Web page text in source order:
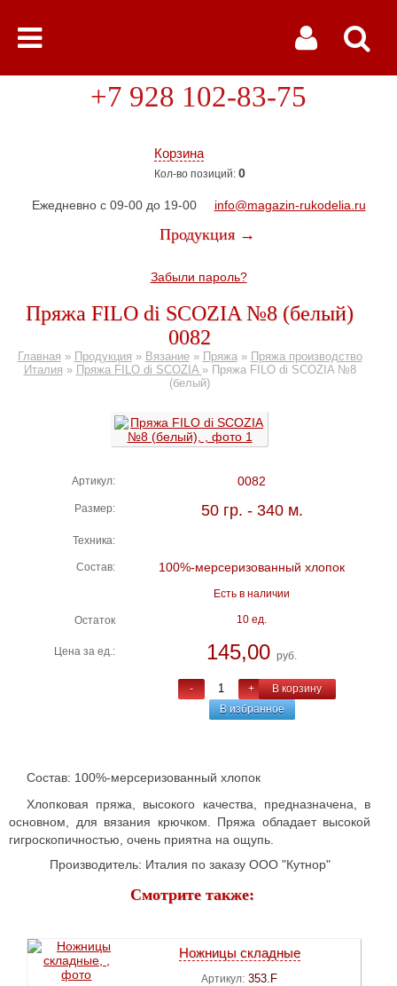
Корзина
Кол-во позиций: 0
+7 928 102-83-75
Ежедневно с 09-00 до 19-00 info@magazin-rukodelia.ru
Продукция →
Забыли пароль?
Пряжа FILO di SCOZIA №8 (белый)
0082
Главная » Продукция » Вязание» Пряжа» Пряжа производство
Италия » Пряжа FILO di SCOZIA » Пряжа FILO di SCOZIA №8
(белый)
Артикул: 0082
Размер: 50 гр. - 340 м.
Техника:
Состав: 100%-мерсеризованный хлопок
Есть в наличии
Остаток 10 ед.
Цена за ед.: 145,00 руб.
- +
В корзину
В избранное
Состав: 100%-мерсеризованный хлопок
Хлопковая пряжа, высокого качества, предназначена, в
основном, для вязания крючком. Пряжа обладает высокой
гигроскопичностью, очень приятна на ощупь.
Производитель: Италия по заказу ООО "Кутнор"
Смотрите также:
Ножницы складные
Артикул: 353.F